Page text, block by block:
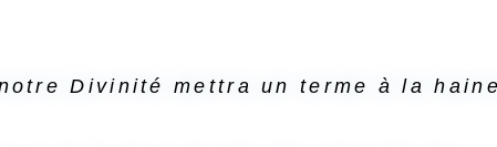
Divinité mettra un terme à la